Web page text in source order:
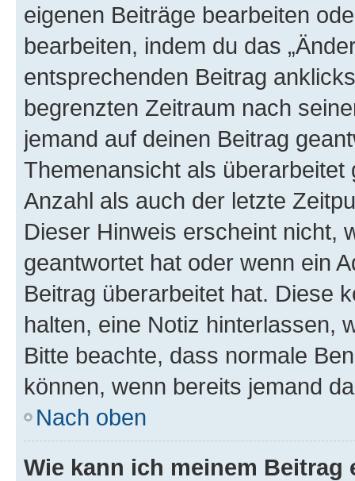
eigenen Beiträge bearbeiten
bearbeiten, indem du das
entsprechenden Beitrag
begrenzten Zeitraum nach
jemand auf deinen Beitrag
Themenansicht als
Anzahl als auch der letzte
Dieser Hinweis erscheint nicht,
geantwortet hat oder wenn ein
Beitrag überarbeitet hat. Diese
halten, eine Notiz hinterlassen,
Bitte beachte, dass normale
können, wenn bereits jemand
Nach oben
Wie kann ich meinem